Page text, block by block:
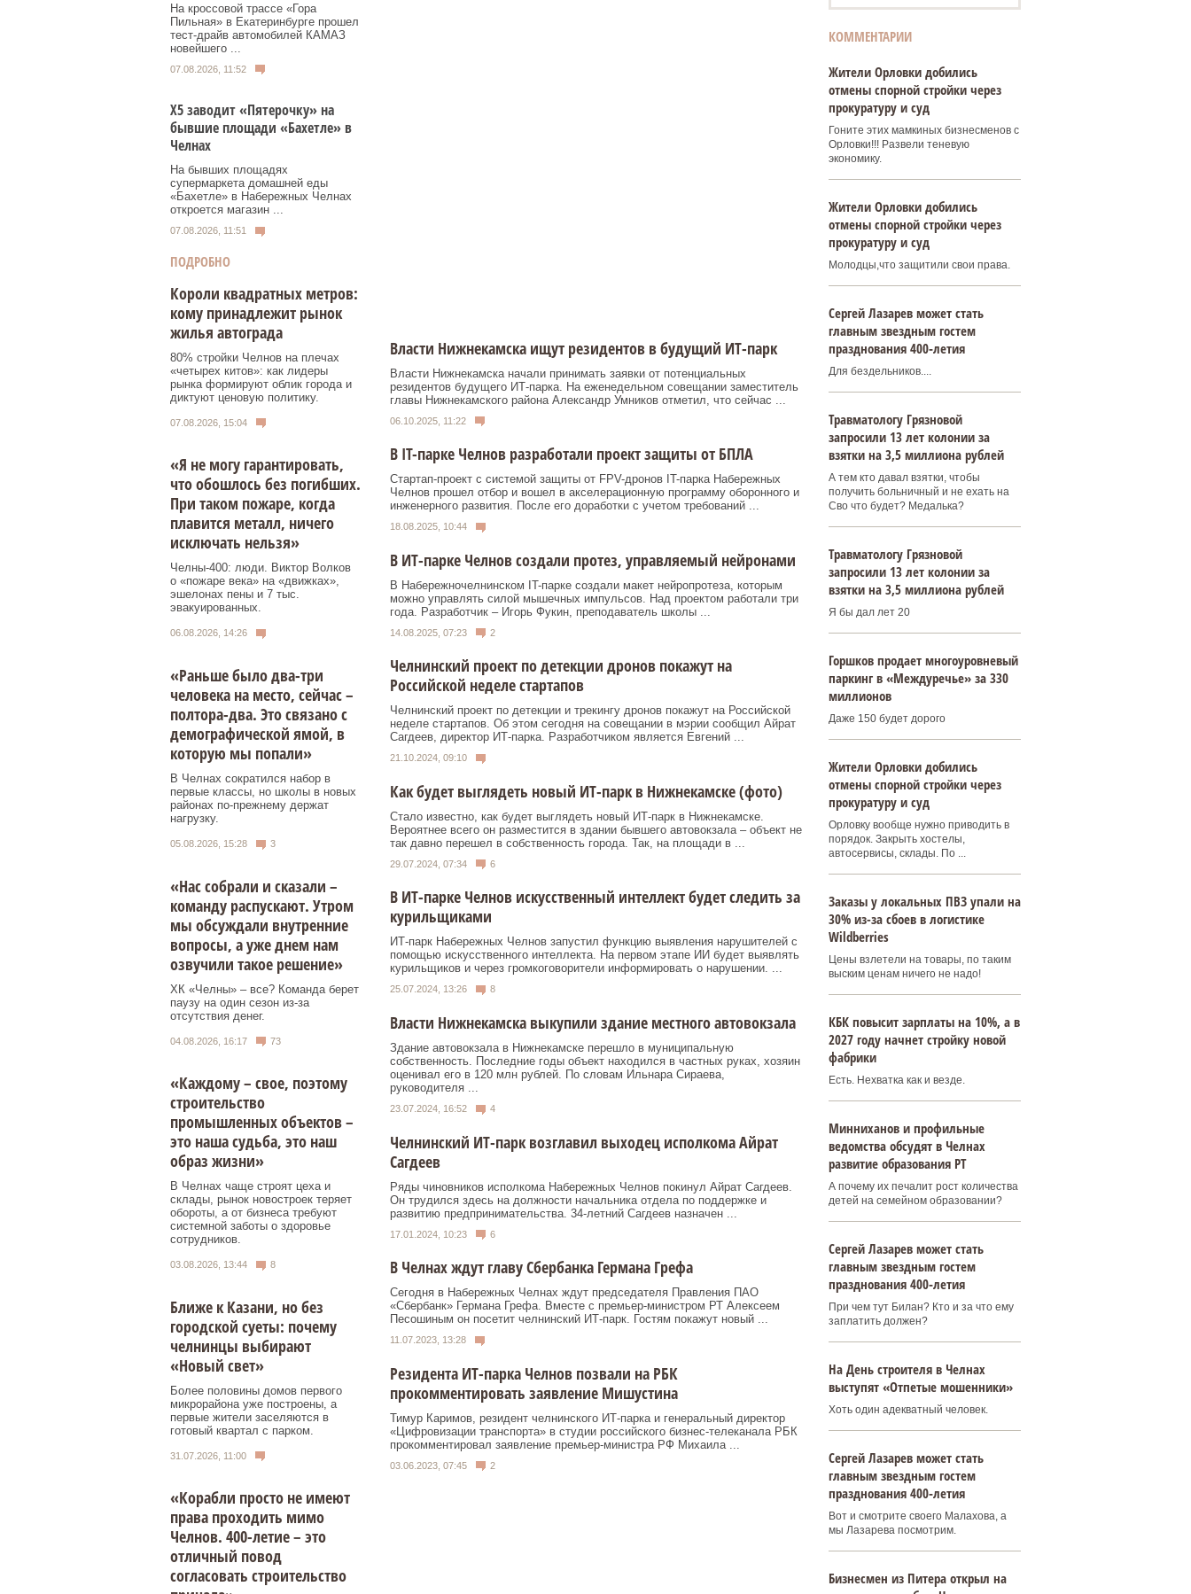
На кроссовой трассе «Гора
Пильная» в Екатеринбурге прошел
тест-драйв автомобилей КАМАЗ
новейшего ...
07.08.2026, 11:52
Х5 заводит «Пятерочку» на
бывшие площади «Бахетле» в
Челнах
На бывших площадях
супермаркета домашней еды
«Бахетле» в Набережных Челнах
откроется магазин ...
07.08.2026, 11:51
ПОДРОБНО
Короли квадратных метров:
кому принадлежит рынок
жилья автограда
80% стройки Челнов на плечах
«четырех китов»: как лидеры
рынка формируют облик города и
диктуют ценовую политику.
07.08.2026, 15:04
«Я не могу гарантировать,
что обошлось без погибших.
При таком пожаре, когда
плавится металл, ничего
исключать нельзя»
Челны-400: люди. Виктор Волков
о «пожаре века» на «движках»,
эшелонах пены и 7 тыс.
эвакуированных.
06.08.2026, 14:26
«Раньше было два-три
человека на место, сейчас –
полтора-два. Это связано с
демографической ямой, в
которую мы попали»
В Челнах сократился набор в
первые классы, но школы в новых
районах по-прежнему держат
нагрузку.
05.08.2026, 15:28 3
«Нас собрали и сказали –
команду распускают. Утром
мы обсуждали внутренние
вопросы, а уже днем нам
озвучили такое решение»
ХК «Челны» – все? Команда берет
паузу на один сезон из-за
отсутствия денег.
04.08.2026, 16:17 73
«Каждому – свое, поэтому
строительство
промышленных объектов –
это наша судьба, это наш
образ жизни»
В Челнах чаще строят цеха и
склады, рынок новостроек теряет
обороты, а от бизнеса требуют
системной заботы о здоровье
сотрудников.
03.08.2026, 13:44 8
Ближе к Казани, но без
городской суеты: почему
челнинцы выбирают
«Новый свет»
Более половины домов первого
микрорайона уже построены, а
первые жители заселяются в
готовый квартал с парком.
31.07.2026, 11:00
«Корабли просто не имеют
права проходить мимо
Челнов. 400-летие – это
отличный повод
согласовать строительство
Власти Нижнекамска ищут резидентов в будущий ИТ-парк
Власти Нижнекамска начали принимать заявки от потенциальных
резидентов будущего ИТ-парка. На еженедельном совещании заместитель
главы Нижнекамского района Александр Умников отметил, что сейчас ...
06.10.2025, 11:22
В IT-парке Челнов разработали проект защиты от БПЛА
Стартап-проект с системой защиты от FPV-дронов IT-парка Набережных
Челнов прошел отбор и вошел в акселерационную программу оборонного и
инженерного развития. После его доработки с учетом требований ...
18.08.2025, 10:44
В ИТ-парке Челнов создали протез, управляемый нейронами
В Набережночелнинском IT-парке создали макет нейропротеза, которым
можно управлять силой мышечных импульсов. Над проектом работали три
года. Разработчик – Игорь Фукин, преподаватель школы ...
14.08.2025, 07:23 2
Челнинский проект по детекции дронов покажут на
Российской неделе стартапов
Челнинский проект по детекции и трекингу дронов покажут на Российской
неделе стартапов. Об этом сегодня на совещании в мэрии сообщил Айрат
Сагдеев, директор ИТ-парка. Разработчиком является Евгений ...
21.10.2024, 09:10
Как будет выглядеть новый ИТ-парк в Нижнекамске (фото)
Стало известно, как будет выглядеть новый ИТ-парк в Нижнекамске.
Вероятнее всего он разместится в здании бывшего автовокзала – объект не
так давно перешел в собственность города. Так, на площади в ...
29.07.2024, 07:34 6
В ИТ-парке Челнов искусственный интеллект будет следить за
курильщиками
ИТ-парк Набережных Челнов запустил функцию выявления нарушителей с
помощью искусственного интеллекта. На первом этапе ИИ будет выявлять
курильщиков и через громкоговорители информировать о нарушении. ...
25.07.2024, 13:26 8
Власти Нижнекамска выкупили здание местного автовокзала
Здание автовокзала в Нижнекамске перешло в муниципальную
собственность. Последние годы объект находился в частных руках, хозяин
оценивал его в 120 млн рублей. По словам Ильнара Сираева,
руководителя ...
23.07.2024, 16:52 4
Челнинский ИТ-парк возглавил выходец исполкома Айрат
Сагдеев
Ряды чиновников исполкома Набережных Челнов покинул Айрат Сагдеев.
Он трудился здесь на должности начальника отдела по поддержке и
развитию предпринимательства. 34-летний Сагдеев назначен ...
17.01.2024, 10:23 6
В Челнах ждут главу Сбербанка Германа Грефа
Сегодня в Набережных Челнах ждут председателя Правления ПАО
«Сбербанк» Германа Грефа. Вместе с премьер-министром РТ Алексеем
Песошиным он посетит челнинский ИТ-парк. Гостям покажут новый ...
11.07.2023, 13:28
Резидента ИТ-парка Челнов позвали на РБК
прокомментировать заявление Мишустина
Тимур Каримов, резидент челнинского ИТ-парка и генеральный директор
«Цифровизации транспорта» в студии российского бизнес-телеканала РБК
прокомментировал заявление премьер-министра РФ Михаила ...
03.06.2023, 07:45 2
КОММЕНТАРИИ
Жители Орловки добились
отмены спорной стройки через
прокуратуру и суд
Гоните этих мамкиных бизнесменов с
Орловки!!! Развели теневую
экономику.
Жители Орловки добились
отмены спорной стройки через
прокуратуру и суд
Молодцы,что защитили свои права.
Сергей Лазарев может стать
главным звездным гостем
празднования 400‑летия
Для бездельников....
Травматологу Грязновой
запросили 13 лет колонии за
взятки на 3,5 миллиона рублей
А тем кто давал взятки, чтобы
получить больничный и не ехать на
Сво что будет? Медалька?
Травматологу Грязновой
запросили 13 лет колонии за
взятки на 3,5 миллиона рублей
Я бы дал лет 20
Горшков продает многоуровневый
паркинг в «Междуречье» за 330
миллионов
Даже 150 будет дорого
Жители Орловки добились
отмены спорной стройки через
прокуратуру и суд
Орловку вообще нужно приводить в
порядок. Закрыть хостелы,
автосервисы, склады. По ...
Заказы у локальных ПВЗ упали на
30% из-за сбоев в логистике
Wildberries
Цены взлетели на товары, по таким
выским ценам ничего не надо!
КБК повысит зарплаты на 10%, а в
2027 году начнет стройку новой
фабрики
Есть. Нехватка как и везде.
Минниханов и профильные
ведомства обсудят в Челнах
развитие образования РТ
А почему их печалит рост количества
детей на семейном образовании?
Сергей Лазарев может стать
главным звездным гостем
празднования 400‑летия
При чем тут Билан? Кто и за что ему
заплатить должен?
На День строителя в Челнах
выступят «Отпетые мошенники»
Хоть один адекватный человек.
Сергей Лазарев может стать
главным звездным гостем
празднования 400‑летия
Вот и смотрите своего Малахова, а
мы Лазарева посмотрим.
Бизнесмен из Питера открыл на